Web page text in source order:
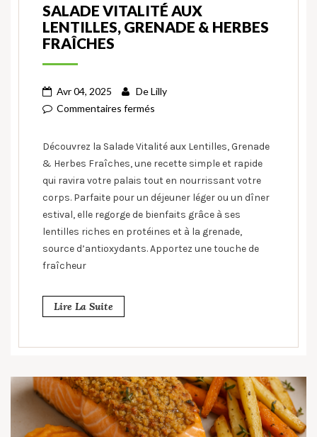
SALADE VITALITÉ AUX
LENTILLES, GRENADE & HERBES
FRAÎCHES
Avr 04, 2025 DeLilly
Commentaires fermés
Découvrez la Salade Vitalité aux Lentilles, Grenade
& Herbes Fraîches, une recette simple et rapide
qui ravira votre palais tout en nourrissant votre
corps. Parfaite pour un déjeuner léger ou un dîner
estival, elle regorge de bienfaits grâce à ses
lentilles riches en protéines et à la grenade,
source d’antioxydants. Apportez une touche de
fraîcheur
Lire La Suite